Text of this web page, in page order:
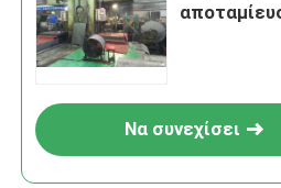
Να συνεχίσει